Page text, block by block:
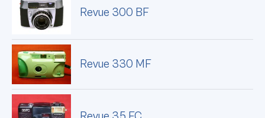
Revue 300 BF
Revue 330 MF